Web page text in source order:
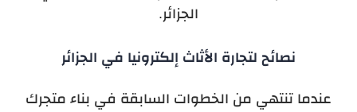
الجزائر.
نصائح لتجارة الأثاث إلكترونيا في الجزائر
عندما تنتهي من الخطوات السابقة في بناء متجرك